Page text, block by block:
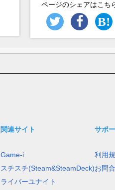
ページのシェアはこち
関連サイト
Game-i
スチスチ(Steam&SteamDeck)
ライバーユナイト
サポ
利用
お問